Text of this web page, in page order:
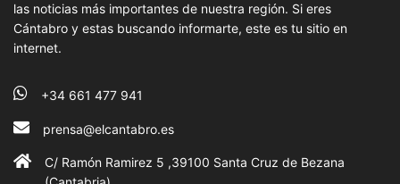
las noticias más importantes de nuestra región. Si eres
Cántabro y estas buscando informarte, este es tu sitio en
internet.
+34 661 477 941
prensa@elcantabro.es
C/ Ramón Ramirez 5 ,39100 Santa Cruz de Bezana